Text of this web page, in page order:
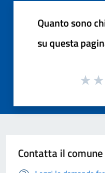
Quanto sono
su questa
Contatta il comune